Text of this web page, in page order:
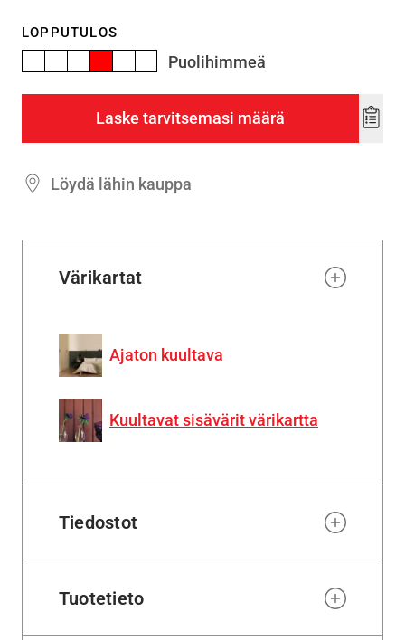
LOPPUTULOS
Puolihimmeä
Laske tarvitsemasi määrä
Add
Löydä lähin kauppa
Värikartat
Ajaton kuultava
Kuultavat sisävärit värikartta
Tiedostot
Tuotetieto